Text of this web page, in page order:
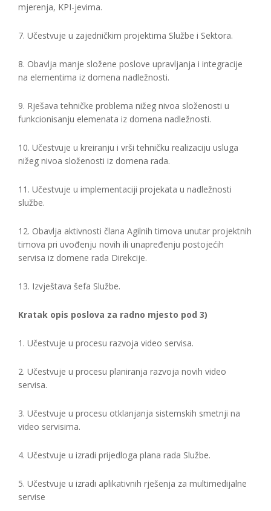
mjerenja, KPI-jevima.
7. Učestvuje u zajedničkim projektima Službe i Sektora.
8. Obavlja manje složene poslove upravljanja i integracije
na elementima iz domena nadležnosti.
9. Rješava tehničke problema nižeg nivoa složenosti u
funkcionisanju elemenata iz domena nadležnosti.
10. Učestvuje u kreiranju i vrši tehničku realizaciju usluga
nižeg nivoa složenosti iz domena rada.
11. Učestvuje u implementaciji projekata u nadležnosti
službe.
12. Obavlja aktivnosti člana Agilnih timova unutar projektnih
timova pri uvođenju novih ili unapređenju postojećih
servisa iz domene rada Direkcije.
13. Izvještava šefa Službe.
Kratak opis poslova za radno mjesto pod 3)
1. Učestvuje u procesu razvoja video servisa.
2. Učestvuje u procesu planiranja razvoja novih video
servisa.
3. Učestvuje u procesu otklanjanja sistemskih smetnji na
video servisima.
4. Učestvuje u izradi prijedloga plana rada Službe.
5. Učestvuje u izradi aplikativnih rješenja za multimedijalne
servise